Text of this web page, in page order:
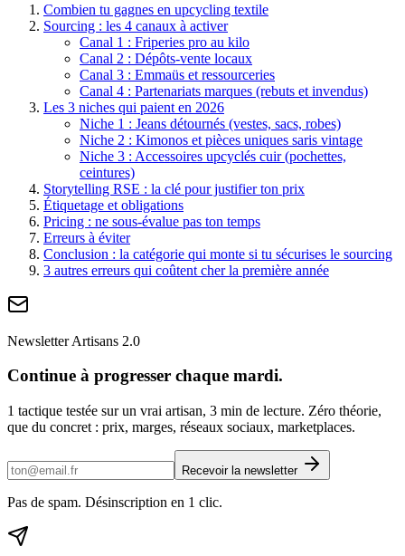
Combien tu gagnes en upcycling textile
Sourcing : les 4 canaux à activer
Canal 1 : Friperies pro au kilo
Canal 2 : Dépôts-vente locaux
Canal 3 : Emmaüs et ressourceries
Canal 4 : Partenariats marques (rebuts et invendus)
Les 3 niches qui paient en 2026
Niche 1 : Jeans détournés (vestes, sacs, robes)
Niche 2 : Kimonos et pièces uniques saris vintage
Niche 3 : Accessoires upcyclés cuir (pochettes,
ceintures)
Storytelling RSE : la clé pour justifier ton prix
Étiquetage et obligations
Pricing : ne sous-évalue pas ton temps
Erreurs à éviter
Conclusion : la catégorie qui monte si tu sécurises le sourcing
3 autres erreurs qui coûtent cher la première année
Newsletter Artisans 2.0
Continue à progresser chaque mardi.
1 tactique testée sur un vrai artisan, 3 min de lecture. Zéro théorie,
que du concret : prix, marges, réseaux sociaux, marketplaces.
Recevoir la newsletter
Pas de spam. Désinscription en 1 clic.